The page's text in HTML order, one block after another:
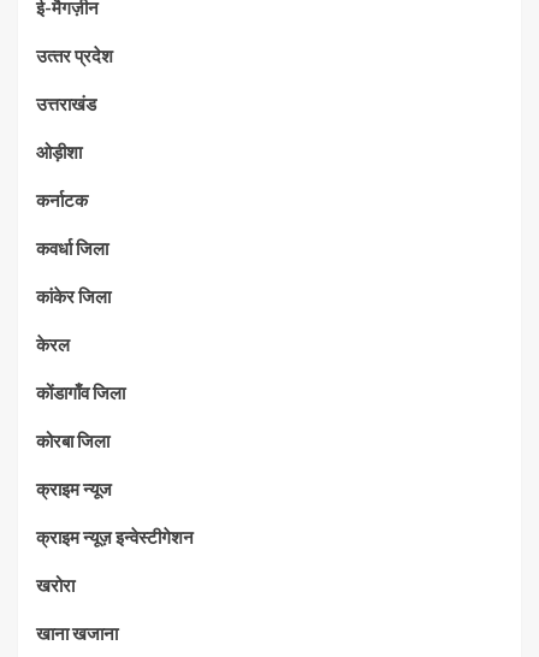
ई-मैगज़ीन
उत्‍तर प्रदेश
उत्तराखंड
ओड़ीशा
कर्नाटक
कवर्धा जिला
कांकेर जिला
केरल
कोंडागाँव जिला
कोरबा जिला
क्राइम न्यूज
क्राइम न्यूज़ इन्वेस्टीगेशन
खरोरा
खाना खजाना